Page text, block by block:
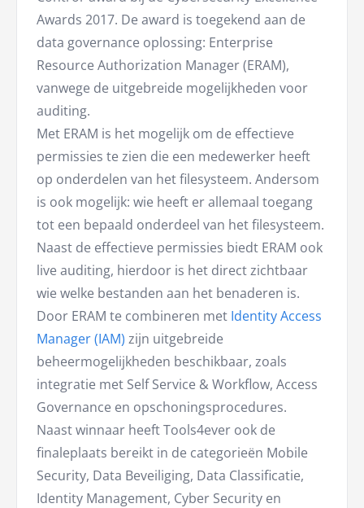
Awards 2017. De award is toegekend aan de
data governance oplossing: Enterprise
Resource Authorization Manager (ERAM),
vanwege de uitgebreide mogelijkheden voor
auditing.
Met ERAM is het mogelijk om de effectieve
permissies te zien die een medewerker heeft
op onderdelen van het filesysteem. Andersom
is ook mogelijk: wie heeft er allemaal toegang
tot een bepaald onderdeel van het filesysteem.
Naast de effectieve permissies biedt ERAM ook
live auditing, hierdoor is het direct zichtbaar
wie welke bestanden aan het benaderen is.
Door ERAM te combineren met Identity Access
Manager (IAM) zijn uitgebreide
beheermogelijkheden beschikbaar, zoals
integratie met Self Service & Workflow, Access
Governance en opschoningsprocedures.
Naast winnaar heeft Tools4ever ook de
finaleplaats bereikt in de categorieën Mobile
Security, Data Beveiliging, Data Classificatie,
Identity Management, Cyber Security en